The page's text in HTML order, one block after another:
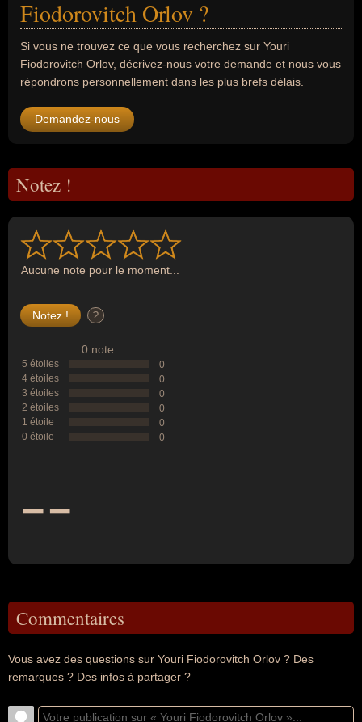
Fiodorovitch Orlov ?
Si vous ne trouvez ce que vous recherchez sur Youri
Fiodorovitch Orlov, décrivez-nous votre demande et nous vous
répondrons personnellement dans les plus brefs délais.
Demandez-nous
Notez !
Aucune note pour le moment...
?
0 note
5 étoiles
0
4 étoiles
0
3 étoiles
0
2 étoiles
0
1 étoile
0
0 étoile
0
--
Commentaires
Vous avez des questions sur Youri Fiodorovitch Orlov ? Des
remarques ? Des infos à partager ?